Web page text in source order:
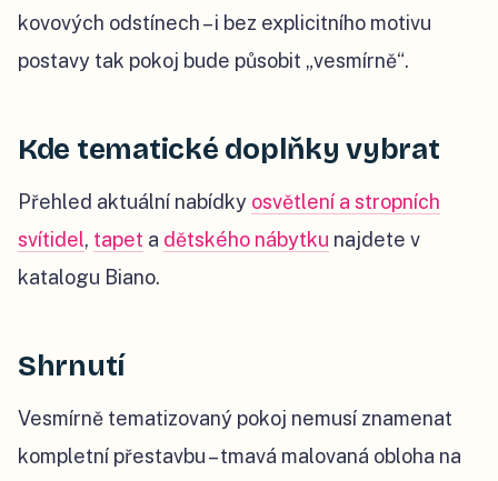
kovových odstínech – i bez explicitního motivu
postavy tak pokoj bude působit „vesmírně“.
Kde tematické doplňky vybrat
Přehled aktuální nabídky osvětlení a stropních
svítidel, tapet a dětského nábytku najdete v
katalogu Biano.
Shrnutí
Vesmírně tematizovaný pokoj nemusí znamenat
kompletní přestavbu – tmavá malovaná obloha na